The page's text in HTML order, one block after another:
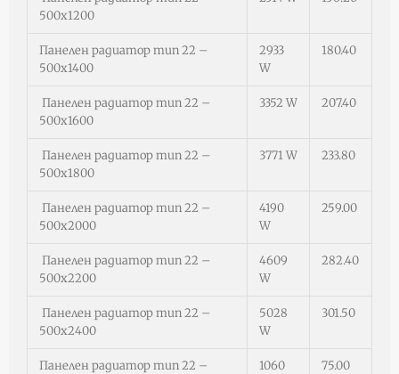
500х1200
Панелен радиатор тип 22 –
500х1400
2933
W
180.40
Панелен радиатор тип 22 –
500х1600
3352 W 207.40
Панелен радиатор тип 22 –
500х1800
3771 W 233.80
Панелен радиатор тип 22 –
500х2000
4190
W
259.00
Панелен радиатор тип 22 –
500х2200
4609
W
282.40
Панелен радиатор тип 22 –
500х2400
5028
W
301.50
Панелен радиатор тип 22 –
1060
75.00